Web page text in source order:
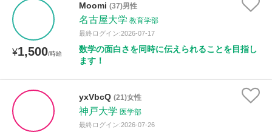
¥1,500/時給
Moomi (37)男性
名古屋大学 教育学部
最終ログイン:2026-07-17
数学の面白さを同時に伝えられることを目指し
ます！
yxVbcQ (21)女性
神戸大学 医学部
最終ログイン:2026-07-26
年齢：18-101歳
性別